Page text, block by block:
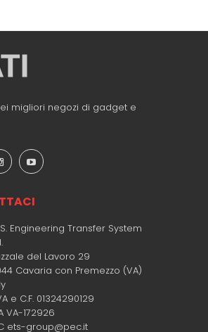
migliori negozi di gadget e
Engineering Transfer System
del Lavoro 29
Cavaria con Premezzo (VA)
e C.F. 01324290129
VA-172926
ets-group@pec.it